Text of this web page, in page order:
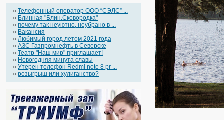
» Телефонный оператор OOO “СЭЛС” ...
» Блинная "Блин.Сковородка"
» почему так неуютно, неубрано в ...
» Вакансия
» Любимый город летом 2021 года
» АЗС Газпромнефть в Северске
» Театр "Наш мир" приглашает!
» Новогодняя минута славы
» Утерен телефон Redmi note 8 pr ...
» розыгрыш или хулиганство?